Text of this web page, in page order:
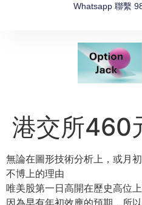
Whatsapp 聯繫
港交所460
無論在圖形技術分析上，或月
不博上的理由
唯美股第一日高開在歷史高位
因為早有年初效應的預期，所